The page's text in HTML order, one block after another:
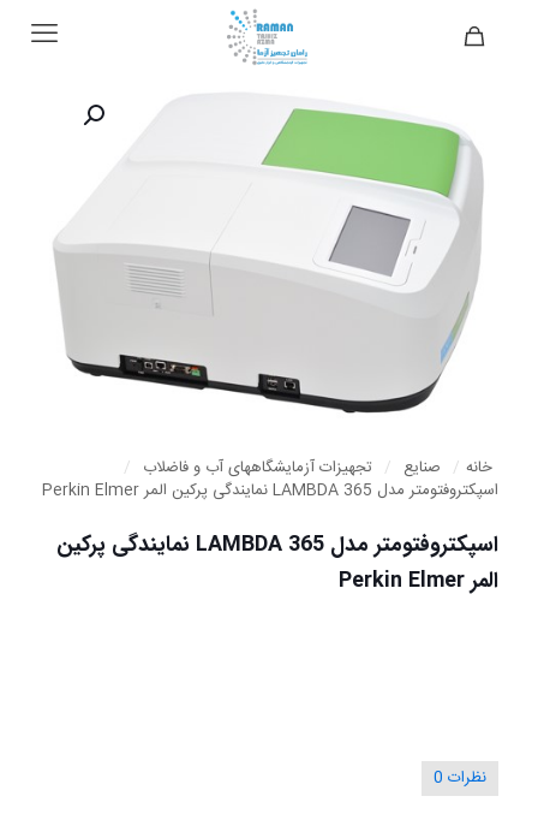
خانه / صنایع / تجهیزات آزمایشگاههای آب و فاضلاب /
اسپکتروفتومتر مدل LAMBDA 365 نمایندگی پرکین المر Perkin Elmer
اسپکتروفتومتر مدل LAMBDA 365 نمایندگی پرکین
المر Perkin Elmer
نظرات 0